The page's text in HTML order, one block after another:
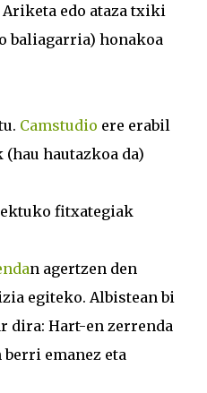
edo ataza txiki
baliagarria) honakoa
Camstudio ere erabil
hautazkoa da)
fitxategiak
n agertzen den
egiteko. Albistean bi
dira: Hart-en zerrenda
berri emanez eta